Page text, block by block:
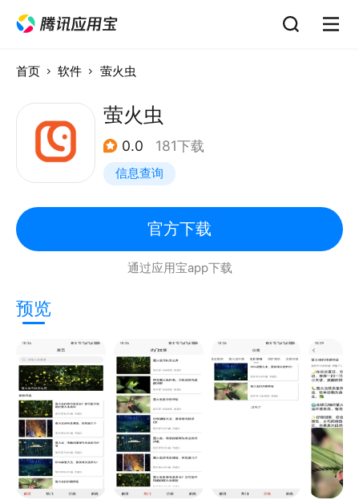
首页 软件 萤火虫
萤火虫
0.0 181下载
信息查询
官方下载
通过应用宝app下载
预览